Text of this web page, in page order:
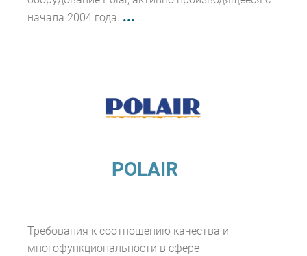
начала 2004 года. ...
POLAIR
Требования к соотношению качества и
многофункциональности в сфере